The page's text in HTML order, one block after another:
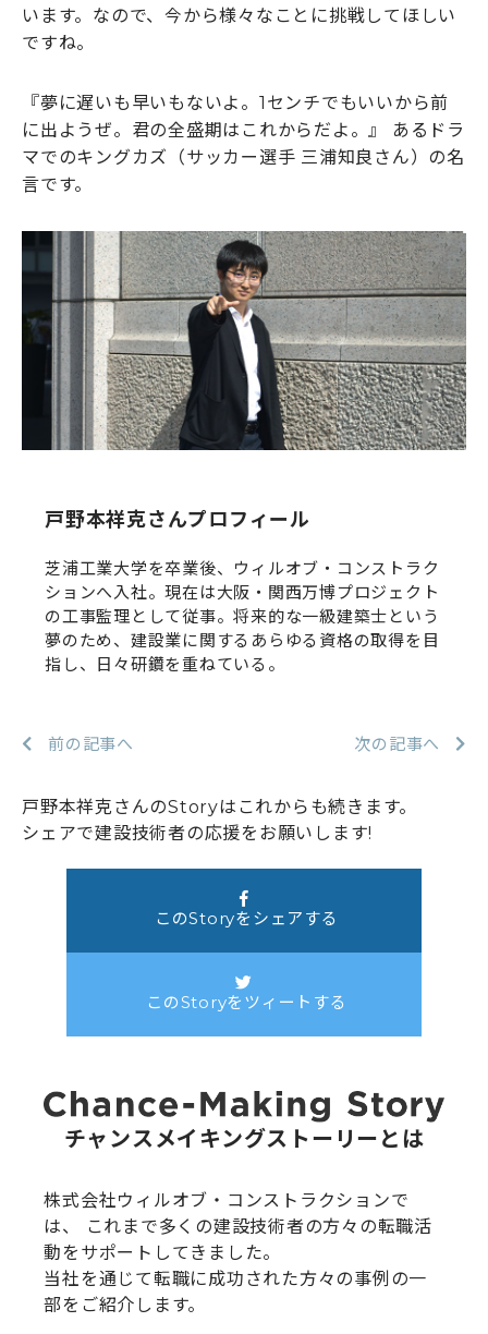
います。なので、今から様々なことに挑戦してほしい
ですね。
『夢に遅いも早いもないよ。1センチでもいいから前
に出ようぜ。君の全盛期はこれからだよ。』 あるドラ
マでのキングカズ（サッカー選手 三浦知良さん）の名
言です。
戸野本祥克さんプロフィール
芝浦工業大学を卒業後、ウィルオブ・コンストラク
ションへ入社。現在は大阪・関西万博プロジェクト
の工事監理として従事。将来的な一級建築士という
夢のため、建設業に関するあらゆる資格の取得を目
指し、日々研鑽を重ねている。
前の記事へ 次の記事へ
戸野本祥克さんのStoryはこれからも続きます。
シェアで建設技術者の応援をお願いします!
このStoryをシェアする
このStoryをツィートする
チャンスメイキングストーリーとは
株式会社ウィルオブ・コンストラクションで
は、
これまで多くの建設技術者の方々の転職活
動をサポートしてきました。
当社を通じて転職に成功された方々の事例の一
部をご紹介します。